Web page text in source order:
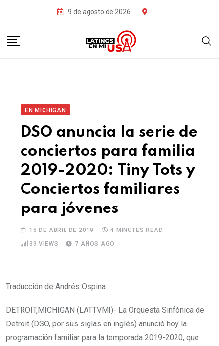
9 de agosto de 2026
EN MICHIGAN
DSO anuncia la serie de
conciertos para familia
2019-2020: Tiny Tots y
Conciertos familiares
para jóvenes
15 DE ABRIL DE 2019
4 MINUTES READ
39 VIEWS 7 AÑOS AGO
Traducción de Andrés Ospina
DETROIT,MICHIGAN (LATTVMI)- La Orquesta Sinfónica de
Detroit (DSO, por sus siglas en inglés) anunció hoy la
programación familiar para la temporada 2019-2020, que